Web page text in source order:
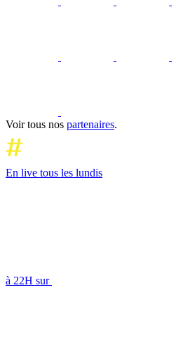
Voir tous nos partenaires.
En live tous les lundis
à 22H sur